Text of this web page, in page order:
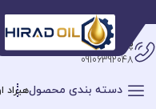
پشتیبانی آنلاین
09106392048
دسته بندی محصولهیراد